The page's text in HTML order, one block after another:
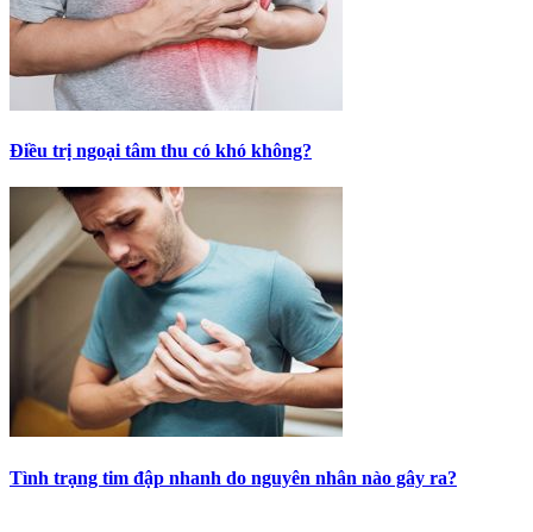
Điều trị ngoại tâm thu có khó không?
Tình trạng tim đập nhanh do nguyên nhân nào gây ra?